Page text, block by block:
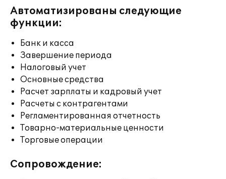
Автоматизированы следующие
функции:
Банк и касса
Завершение периода
Налоговый учет
Основные средства
Расчет зарплаты и кадровый учет
Расчеты с контрагентами
Регламентированная отчетность
Товарно-материальные ценности
Торговые операции
Сопровождение: